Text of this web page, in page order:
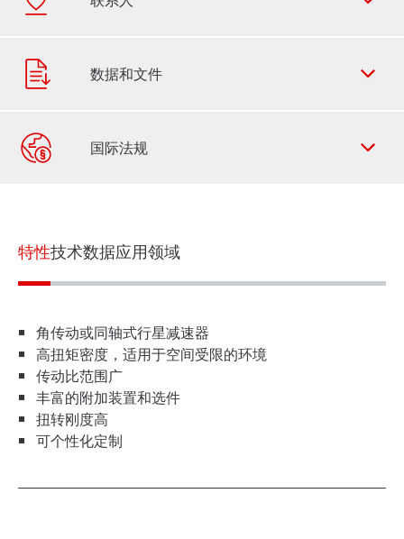
特性技术数据应用领域
角传动或同轴式行星减速器
高扭矩密度，适用于空间受限的环境
传动比范围广
丰富的附加装置和选件
扭转刚度高
可个性化定制